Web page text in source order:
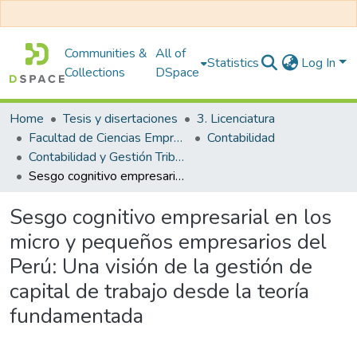
Communities &
Collections
All of
DSpace
Statistics Log In
Home Tesis y disertaciones
3. Licenciatura
Facultad de Ciencias Empresariales
Contabilidad
Contabilidad y Gestión Tributaria
Sesgo cognitivo empresarial en los micro y pequeños empresarios del Perú: Una visión de la gestión de capital de trabajo desde la teoría fundamentada
Sesgo cognitivo empresarial en los
micro y pequeños empresarios del
Perú: Una visión de la gestión de
capital de trabajo desde la teoría
fundamentada